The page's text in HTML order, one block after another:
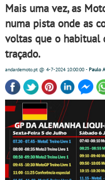
Mais uma vez, as
numa pista onde as
voltas que o habitual
traçado.
andardemoto.pt@ 4-7-202410:00:00 - Paulo